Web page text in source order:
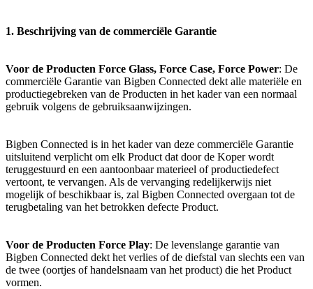
1. Beschrijving van de commerciële Garantie
Voor de Producten Force Glass, Force Case, Force Power: De
commerciële Garantie van Bigben Connected dekt alle materiële en
productiegebreken van de Producten in het kader van een normaal
gebruik volgens de gebruiksaanwijzingen.
Bigben Connected is in het kader van deze commerciële Garantie
uitsluitend verplicht om elk Product dat door de Koper wordt
teruggestuurd en een aantoonbaar materieel of productiedefect
vertoont, te vervangen. Als de vervanging redelijkerwijs niet
mogelijk of beschikbaar is, zal Bigben Connected overgaan tot de
terugbetaling van het betrokken defecte Product.
Voor de Producten Force Play: De levenslange garantie van
Bigben Connected dekt het verlies of de diefstal van slechts een van
de twee (oortjes of handelsnaam van het product) die het Product
vormen.